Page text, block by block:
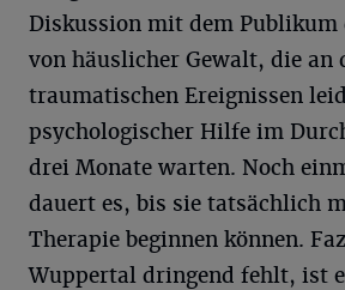
Diskussion mit dem
von häuslicher Gewalt, die an
traumatischen Ereignissen
psychologischer Hilfe im
drei Monate warten. Noch
dauert es, bis sie tatsächlich
Therapie beginnen können.
Wuppertal dringend fehlt, ist